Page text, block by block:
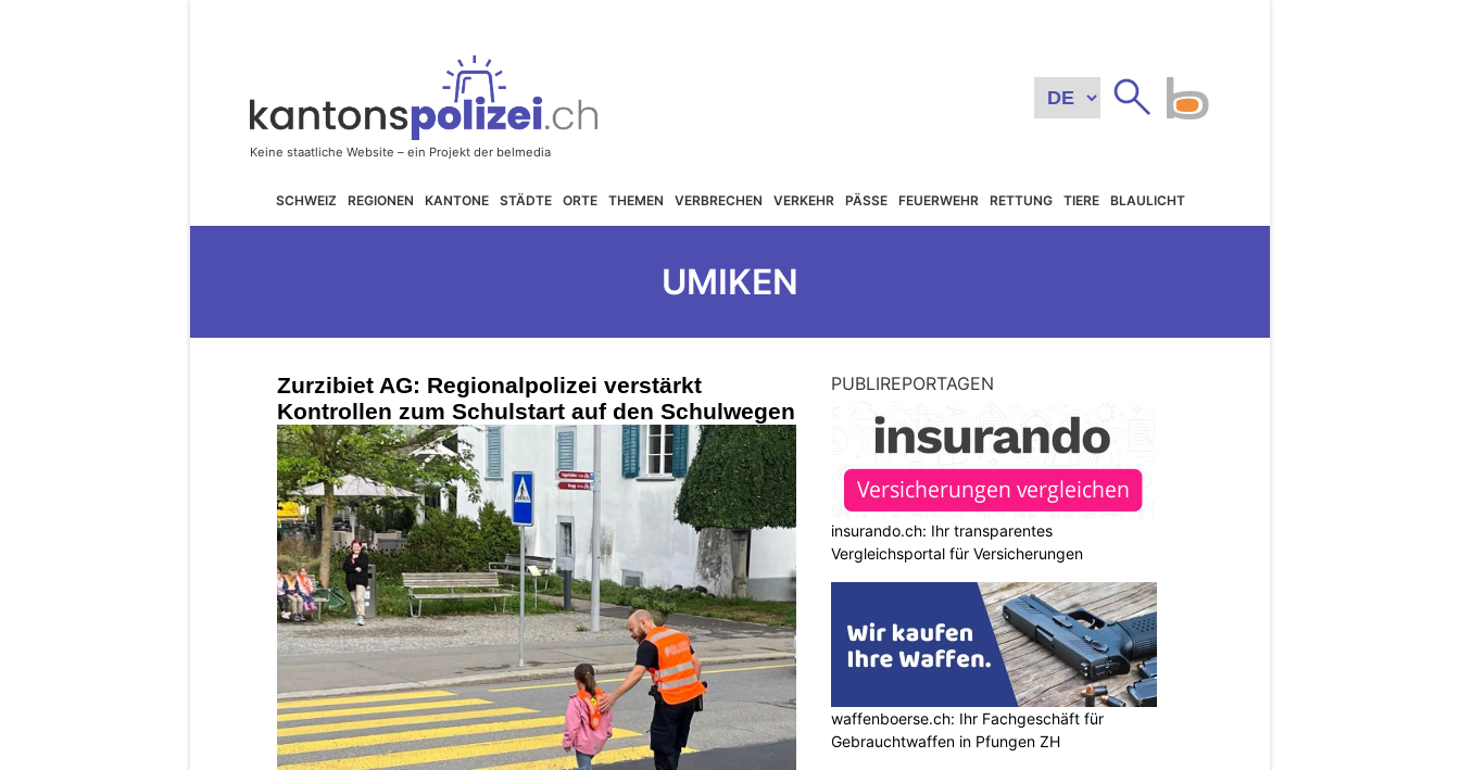
SCHWEIZ REGIONEN KANTONE STÄDTE ORTE THEMEN VERBRECHEN VERKEHR PÄSSE FEUERWEHR RETTUNG TIERE BLAULICHT
UMIKEN
Zurzibiet AG: Regionalpolizei verstärkt
Kontrollen zum Schulstart auf den Schulwegen
PUBLIREPORTAGEN
insurando.ch: Ihr transparentes
Vergleichsportal für Versicherungen
waffenboerse.ch: Ihr Fachgeschäft für
Gebrauchtwaffen in Pfungen ZH